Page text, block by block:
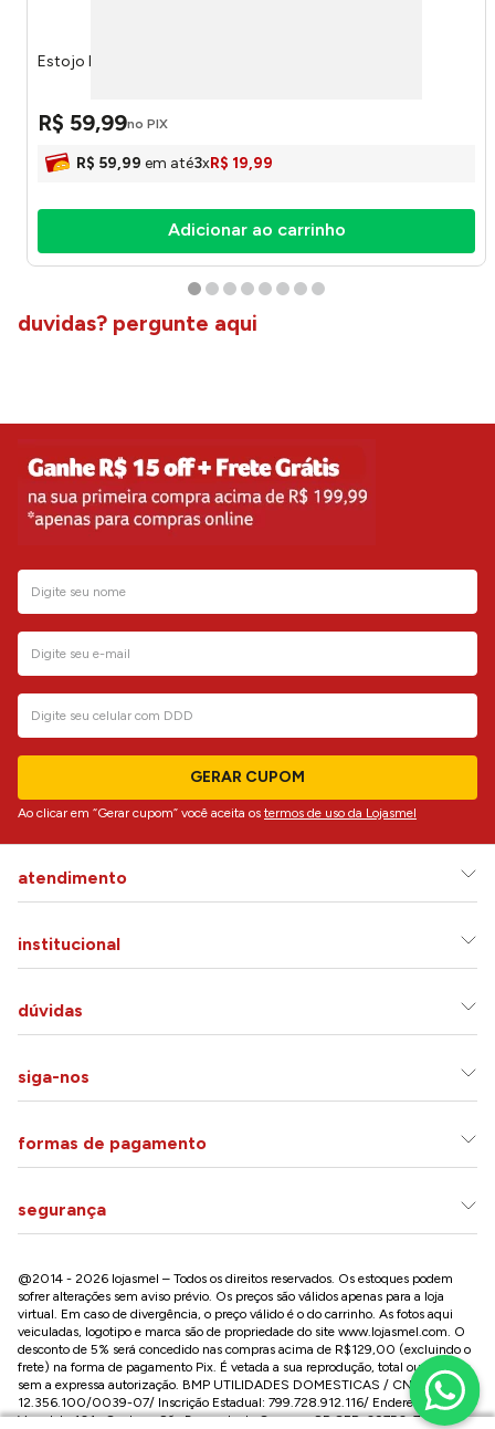
Estojo Redondo Love Black Heart 40234 - Molin
R$ 59,99no PIX
R$ 59,99 em até3xR$ 19,99
Adicionar ao carrinho
duvidas? pergunte aqui
GERAR CUPOM
Ao clicar em “Gerar cupom” você aceita os termos de uso da Lojasmel
atendimento
institucional
dúvidas
siga-nos
formas de pagamento
segurança
@2014 - 2026 lojasmel – Todos os direitos reservados. Os estoques podem
sofrer alterações sem aviso prévio. Os preços são válidos apenas para a loja
virtual. Em caso de divergência, o preço válido é o do carrinho. As fotos aqui
veiculadas, logotipo e marca são de propriedade do site www.lojasmel.com. O
desconto de 5% será concedido nas compras acima de R$129,00 (excluindo o
frete) na forma de pagamento Pix. É vetada a sua reprodução, total ou parcial,
sem a expressa autorização. BMP UTILIDADES DOMESTICAS / CNPJ:
12.356.100/0039-07/ Inscrição Estadual: 799.728.912.116/ Endereço: R José
Versolato,101 , Centro – São Bernardo do Campo - SP CEP: 09750-730